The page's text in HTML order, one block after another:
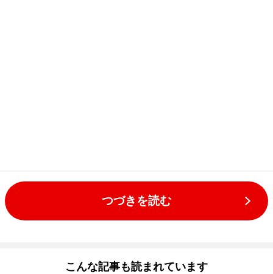
つづきを読む
こんな記事も読まれています